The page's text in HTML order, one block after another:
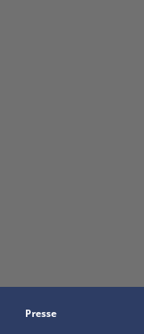
Presse